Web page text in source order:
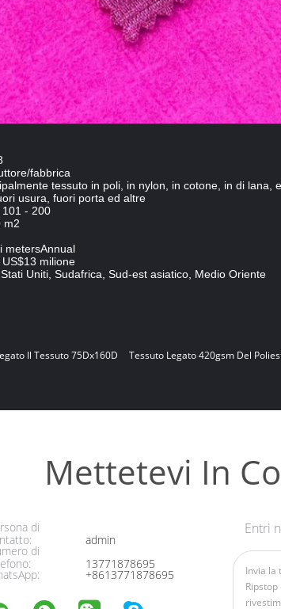
fabbrica
tessuto in poli, in nylon, in cotone, in di
usura, fuori porta ed altre
101 - 200
m2
metersAnnual
milione
Uniti, Sudafrica, Sud-est asiatico, Medio Oriente
Il Tessuto 75Dx160D Tessuto Legato 420gsm Del
Mettetevi In
di
admin
di
13771878695
+8613771878695
Entri